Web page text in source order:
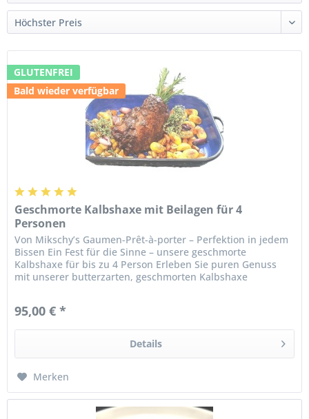
GLUTENFREI
Bald wieder verfügbar
Geschmorte Kalbshaxe mit Beilagen für 4
Personen
Von Mikschy’s Gaumen-Prêt-à-porter – Perfektion in jedem
Bissen Ein Fest für die Sinne – unsere geschmorte
Kalbshaxe für bis zu 4 Person Erleben Sie puren Genuss
mit unserer butterzarten, geschmorten Kalbshaxe
95,00 € *
Details
Merken